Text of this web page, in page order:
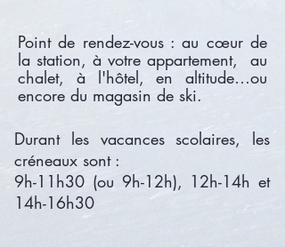
Point de rendez-vous : au cœur de
la station, à votre appartement, au
chalet, à l'hôtel, en altitude…ou
encore du magasin de ski.
Durant les vacances scolaires, les
créneaux sont :
9h-11h30 (ou 9h-12h), 12h-14h et
14h-16h30